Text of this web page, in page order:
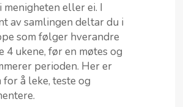
menigheten eller ei. I
av samlingen deltar du i
som følger hverandre
4 ukene, før en møtes og
perioden. Her er
for å leke, teste og